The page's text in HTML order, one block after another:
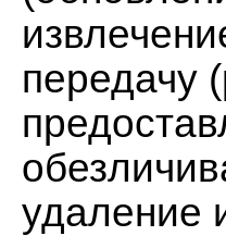
передачу
удаление